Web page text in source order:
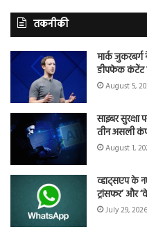
तकनीकी
मार्क
डीपफेक कंटेंट
August 5,
साइबर
तीन असली
August 1,
व्हाट्सएप के
ट्रांसफर’ और
July 29, 2026